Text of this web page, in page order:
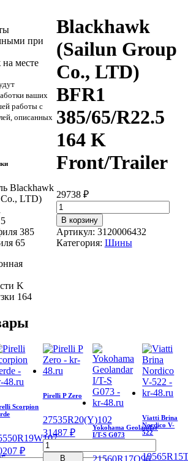
Blackhawk
(Sailun Group
Co., LTD)
BFR1
385/65/R22.5
164 K
Front/Trailer
29738 ₽
Количество
товара
Blackhawk
(Sailun
Group
В корзину
Артикул: 3120006432
Категория: Шины
при
месте
ваших
работы с
описанных
Blackhawk
LTD)
385
65
K
164
Scorpion
50R19W107
₽
Pirelli P Zero
27535R20(Y)102
31487 ₽
Количество
товара
В
Yokohama Geolandar
I/T-S G073
21560R17Q96
Viatti Brina
Nordico V-
522
19565R15